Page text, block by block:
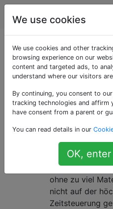
Schach
Als
getaggte
Fragen zu den ersten
Zielen
27 Sehr
Eine meiner
King's Gambit .
sorgt für ein
ohne zu viel
nicht auf der
Zeitsteuerung
We use cookies
We use cookies and other
browsing experience on our
content and targeted ads, to
understand where our visitors
By continuing, you consent to
tracking technologies and affirm
have consent from a parent or
You can read details in our
OK,